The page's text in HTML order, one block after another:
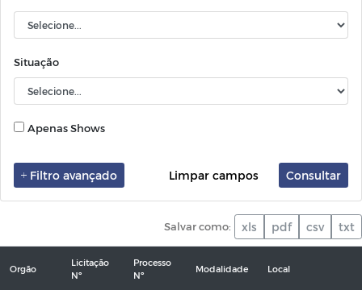
Situação
Apenas Shows
Filtro avançado Consultar
Limpar campos
Salvar como: xls pdf csv txt
Orgão
Licitação
Nº
Processo
Nº
Modalidade Local